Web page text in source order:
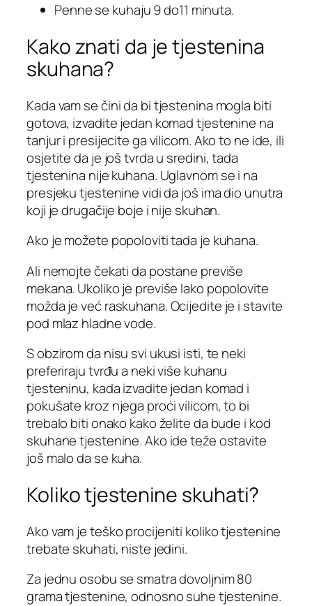
Penne se kuhaju 9 do11 minuta.
Kako znati da je tjestenina
skuhana?
Kada vam se čini da bi tjestenina mogla biti
gotova, izvadite jedan komad tjestenine na
tanjur i presijecite ga vilicom. Ako to ne ide, ili
osjetite da je još tvrda u sredini, tada
tjestenina nije kuhana. Uglavnom se i na
presjeku tjestenine vidi da još ima dio unutra
koji je drugačije boje i nije skuhan.
Ako je možete popoloviti tada je kuhana.
Ali nemojte čekati da postane previše
mekana. Ukoliko je previše lako popolovite
možda je već raskuhana. Ocijedite je i stavite
pod mlaz hladne vode.
S obzirom da nisu svi ukusi isti, te neki
preferiraju tvrđu a neki više kuhanu
tjesteninu, kada izvadite jedan komad i
pokušate kroz njega proći vilicom, to bi
trebalo biti onako kako želite da bude i kod
skuhane tjestenine. Ako ide teže ostavite
još malo da se kuha.
Koliko tjestenine skuhati?
Ako vam je teško procijeniti koliko tjestenine
trebate skuhati, niste jedini.
Za jednu osobu se smatra dovoljnim 80
grama tjestenine, odnosno suhe tjestenine.